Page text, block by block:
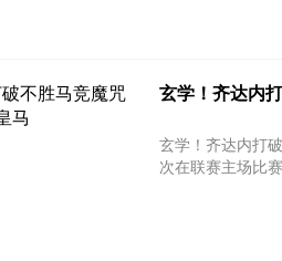
玄学！齐达内
玄学！齐达内打破不胜马竞魔
次在联赛主场比